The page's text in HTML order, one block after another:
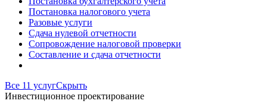
Постановка налогового учета
Разовые услуги
Сдача нулевой отчетности
Сопровождение налоговой проверки
Составление и сдача отчетности
Все 11 услугСкрыть
Инвестиционное проектирование